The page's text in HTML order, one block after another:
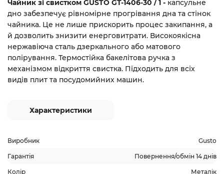
Чайник зі свистком GUSTO GT-1406-30 / 1 - капсульне
дно забезпечує рівномірне прогрівання дна та стінок
чайника. Це не лише прискорить процес закипання, а
й дозволить знизити енерговитрати. Високоякісна
нержавіюча сталь дзеркального або матового
полірування. Термостійка бакелітова ручка з
механізмом відкриття свистка. Підходить для всіх
видів плит та посудомийних машин.
Характеристики
Виробник Gusto
Гарантія Повернення/обмін 14 днів
Колір Металік